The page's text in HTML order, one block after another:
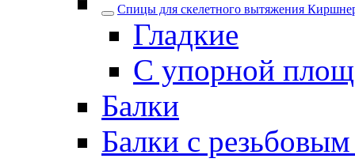
Спицы для cкелетного вытяжения
Гладкие
С упорной
Балки
Балки с